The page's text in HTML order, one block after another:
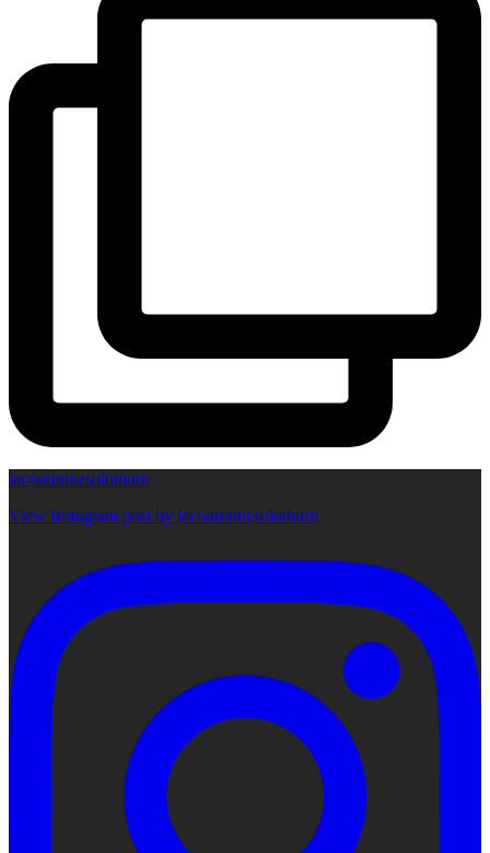
lacouronnesolothurn
View Instagram post by lacouronnesolothurn